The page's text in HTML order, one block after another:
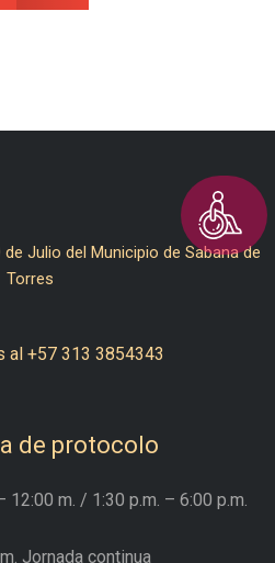
Julio del Municipio de Sabana de
Torres
al +57 313 3854343
de protocolo
12:00 m. / 1:30 p.m. – 6:00 p.m.
Jornada continua